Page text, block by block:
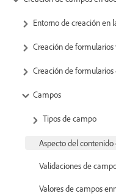
Entorno de creación en
Creación de
Creación de
Campos
Tipos de campo
Aspecto del
Validaciones de
Valores de campos